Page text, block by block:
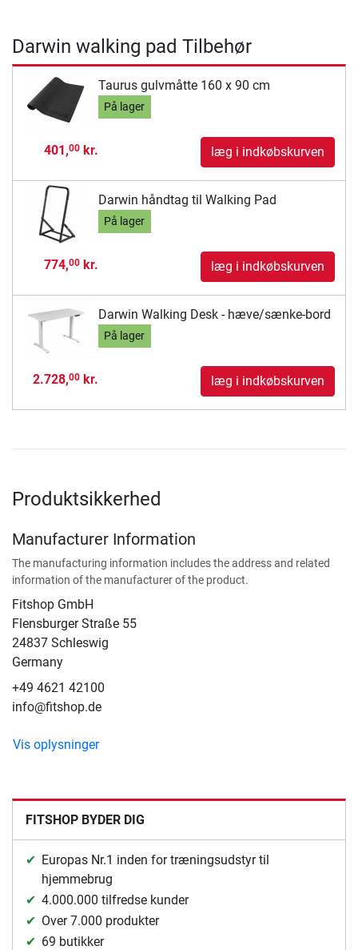
Darwin walking pad Tilbehør
Taurus gulvmåtte 160 x 90 cm
På lager
401,00kr. læg i indkøbskurven
Darwin håndtag til Walking Pad
På lager
774,00kr. læg i indkøbskurven
Darwin Walking Desk - hæve/sænke-bord
På lager
2.728,00kr. læg i indkøbskurven
Produktsikkerhed
Manufacturer Information
The manufacturing information includes the address and related
information of the manufacturer of the product.
Fitshop GmbH
Flensburger Straße 55
24837 Schleswig
Germany
+49 4621 42100
info@fitshop.de
Vis oplysninger
FITSHOP BYDER DIG
Europas Nr.1 inden for træningsudstyr til
hjemmebrug
4.000.000 tilfredse kunder
Over 7.000 produkter
69 butikker